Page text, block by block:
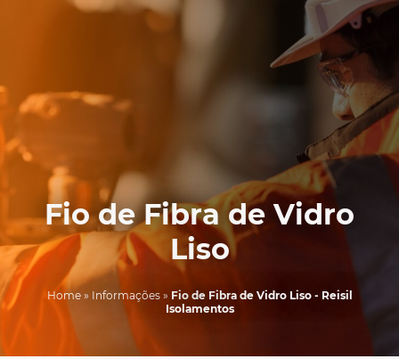
Fio de Fibra de Vidro
Liso
Home» Informações » Fio de Fibra de Vidro Liso - Reisil
Isolamentos